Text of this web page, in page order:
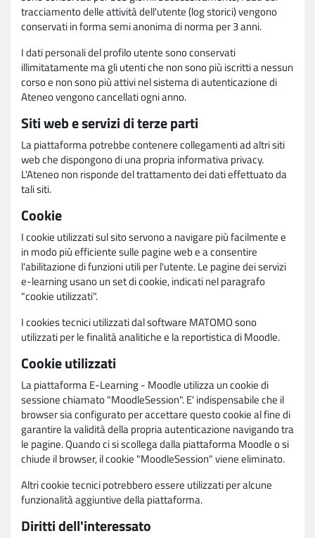
tracciamento delle attività dell'utente (log storici) vengono
conservati in forma semi anonima di norma per 3 anni.
I dati personali del profilo utente sono conservati
illimitatamente ma gli utenti che non sono più iscritti a nessun
corso e non sono più attivi nel sistema di autenticazione di
Ateneo vengono cancellati ogni anno.
Siti web e servizi di terze parti
La piattaforma potrebbe contenere collegamenti ad altri siti
web che dispongono di una propria informativa privacy.
L'Ateneo non risponde del trattamento dei dati effettuato da
tali siti.
Cookie
I cookie utilizzati sul sito servono a navigare più facilmente e
in modo più efficiente sulle pagine web e a consentire
l'abilitazione di funzioni utili per l'utente. Le pagine dei servizi
e-learning usano un set di cookie, indicati nel paragrafo
"cookie utilizzati".
I cookies tecnici utilizzati dal software MATOMO sono
utilizzati per le finalità analitiche e la reportistica di Moodle.
Cookie utilizzati
La piattaforma E-Learning - Moodle utilizza un cookie di
sessione chiamato "MoodleSession". E' indispensabile che il
browser sia configurato per accettare questo cookie al fine di
garantire la validità della propria autenticazione navigando tra
le pagine. Quando ci si scollega dalla piattaforma Moodle o si
chiude il browser, il cookie "MoodleSession" viene eliminato.
Altri cookie tecnici potrebbero essere utilizzati per alcune
funzionalità aggiuntive della piattaforma.
Diritti dell'interessato